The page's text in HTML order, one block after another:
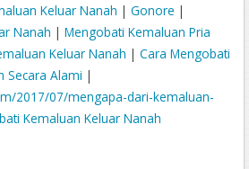
Keluar Nanah | Gonore |
Nanah | Mengobati Kemaluan Pria
Keluar Nanah | Cara Mengobati
Secara Alami |
2017/07/mengapa-dari-kemaluan-
Kemaluan Keluar Nanah